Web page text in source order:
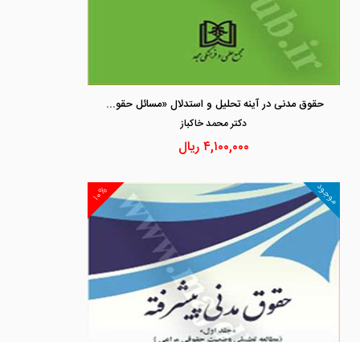
حقوق مدنی در آینه تحلیل و استدلال «مسائل حقوق مدنی 1تا8 و برخی از مسائل اختبار و پاسخ های تحلیل آن»
دكتر محمد خاكباز
۴,۱۰۰,۰۰۰ریال
۱۰% موجود